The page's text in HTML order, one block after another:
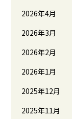
2026年4月
2026年3月
2026年2月
2026年1月
2025年12月
2025年11月